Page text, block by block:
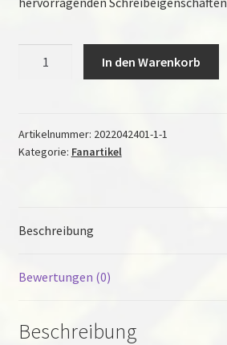
Touchfunktion
-
In den Warenkorb
Artikelnummer: 2022042401-1-1
Kategorie: Fanartikel
Beschreibung
Bewertungen (0)
Beschreibung